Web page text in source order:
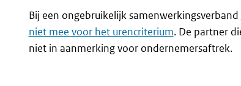
Bij een ongebruikelijk samenwerkingsverband
niet mee voor het urencriterium. De partner
niet in aanmerking voor ondernemersaftrek.